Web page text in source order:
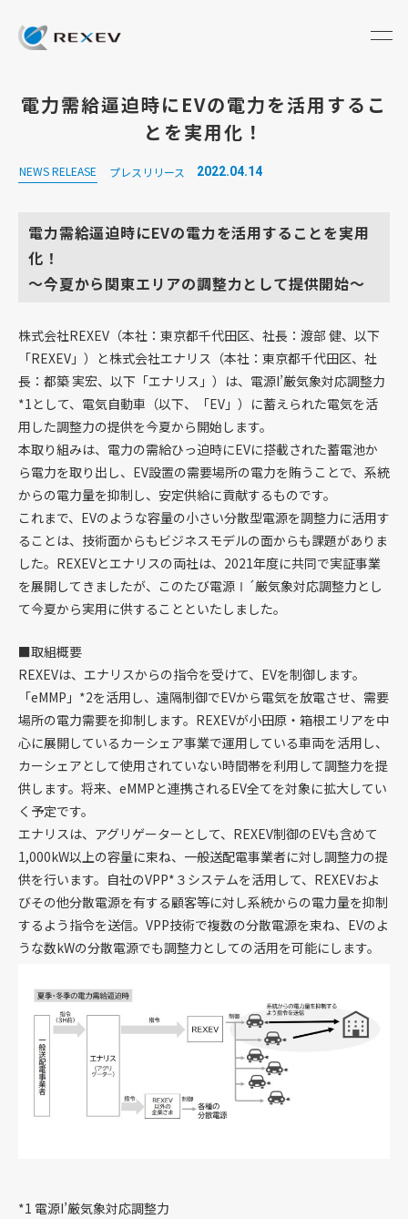
電力需給逼迫時にEVの電力を活用するこ
とを実用化！
NEWS RELEASE プレスリリース 2022.04.14
電力需給逼迫時にEVの電力を活用することを実用
化！
～今夏から関東エリアの調整力として提供開始～
株式会社REXEV（本社：東京都千代田区、社長：渡部 健、以下
「REXEV」）と株式会社エナリス（本社：東京都千代田区、社
長：都築 実宏、以下「エナリス」）は、電源I’厳気象対応調整力
*1として、電気自動車（以下、「EV」）に蓄えられた電気を活
用した調整力の提供を今夏から開始します。
本取り組みは、電力の需給ひっ迫時にEVに搭載された蓄電池か
ら電力を取り出し、EV設置の需要場所の電力を賄うことで、系統
からの電力量を抑制し、安定供給に貢献するものです。
これまで、EVのような容量の小さい分散型電源を調整力に活用す
ることは、技術面からもビジネスモデルの面からも課題がありま
した。REXEVとエナリスの両社は、2021年度に共同で実証事業
を展開してきましたが、このたび電源Ⅰ´厳気象対応調整力とし
て今夏から実用に供することといたしました。
■取組概要
REXEVは、エナリスからの指令を受けて、EVを制御します。
「eMMP」*2を活用し、遠隔制御でEVから電気を放電させ、需要
場所の電力需要を抑制します。REXEVが小田原・箱根エリアを中
心に展開しているカーシェア事業で運用している車両を活用し、
カーシェアとして使用されていない時間帯を利用して調整力を提
供します。将来、eMMPと連携されるEV全てを対象に拡大してい
く予定です。
エナリスは、アグリゲーターとして、REXEV制御のEVも含めて
1,000kW以上の容量に束ね、一般送配電事業者に対し調整力の提
供を行います。自社のVPP*３システムを活用して、REXEVおよ
びその他分散電源を有する顧客等に対し系統からの電力量を抑制
するよう指令を送信。VPP技術で複数の分散電源を束ね、EVのよ
うな数kWの分散電源でも調整力としての活用を可能にします。
*1 電源I’厳気象対応調整力